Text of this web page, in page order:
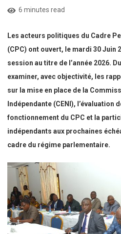
6 minutes read
Les acteurs politiques du Cadre
(CPC) ont ouvert, le mardi 30 Juin
session au titre de l’année 2026.
examiner, avec objectivité, les
sur la mise en place de la
Indépendante (CENI), l’évaluation
fonctionnement du CPC et la
indépendants aux prochaines
cadre du régime parlementaire.